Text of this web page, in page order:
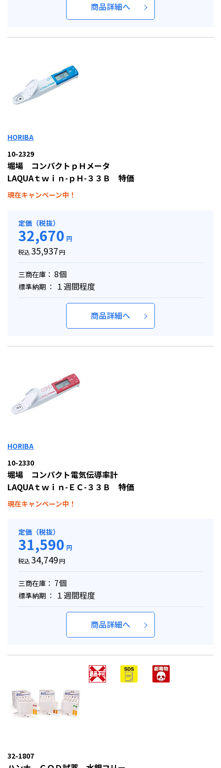
商品詳細へ
HORIBA
10-2329
堀場 コンパクトｐＨメータ
LAQUAｔｗｉｎ-ｐＨ-３３Ｂ 特価
現在キャンペーン中！
定価（税抜）
32,670 円
税込 35,937円
三商在庫： 8個
標準納期 ： １週間程度
商品詳細へ
HORIBA
10-2330
堀場 コンパクト電気伝導率計
LAQUAｔｗｉｎ-ＥＣ-３３Ｂ 特価
現在キャンペーン中！
定価（税抜）
31,590 円
税込 34,749円
三商在庫： 7個
標準納期 ： １週間程度
商品詳細へ
32-1807